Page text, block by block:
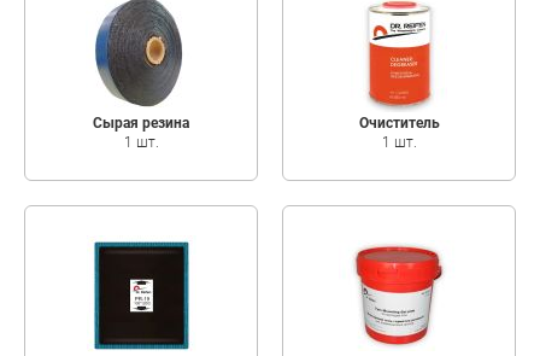
Сырая резина
1 шт.
Очиститель
1 шт.